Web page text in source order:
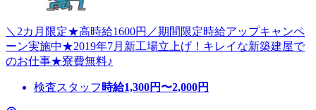
＼2カ月限定★高時給1600円／期間限定時給アップキャンペ
ーン実施中★2019年7月新工場立上げ！キレイな新築建屋で
のお仕事★寮費無料♪
検査スタッフ 時給1,300円〜2,000円